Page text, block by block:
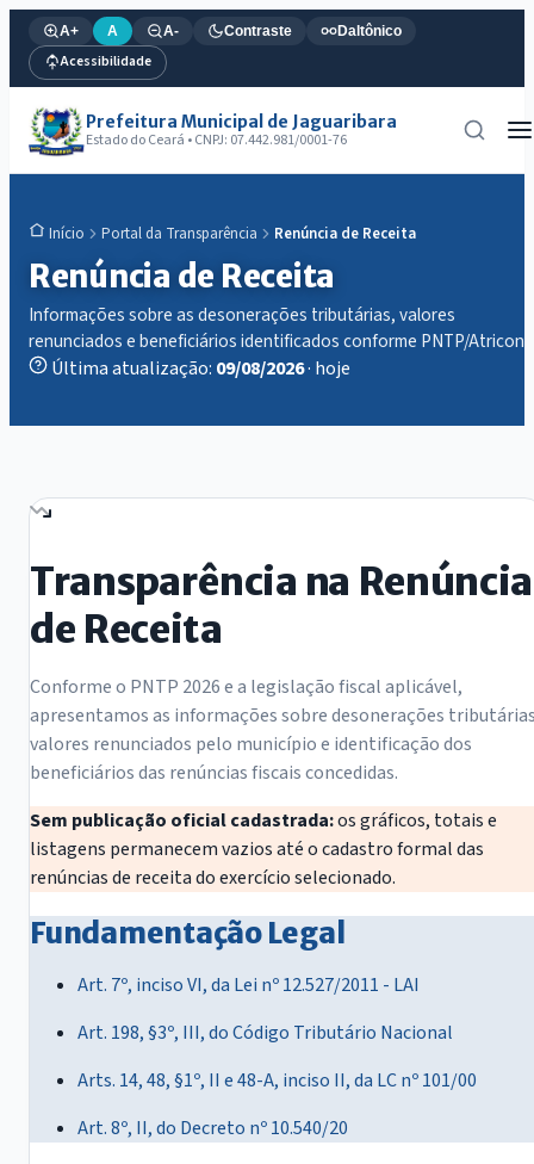
A+ A A- Contraste Daltônico
Acessibilidade
Prefeitura Municipal de Jaguaribara
Estado do Ceará • CNPJ: 07.442.981/0001-76
Início Portal da Transparência Renúncia de Receita
Renúncia de Receita
Informações sobre as desonerações tributárias, valores
renunciados e beneficiários identificados conforme PNTP/Atricon.
Última atualização: 09/08/2026· hoje
Transparência na Renúncia
de Receita
Conforme o PNTP 2026 e a legislação fiscal aplicável,
apresentamos as informações sobre desonerações
valores renunciados pelo município e identificação dos
beneficiários das renúncias fiscais concedidas.
Sem publicação oficial cadastrada:os gráficos, totais e
listagens permanecem vazios até o cadastro formal das
renúncias de receita do exercício selecionado.
Fundamentação Legal
Art. 7º, inciso VI, da Lei nº 12.527/2011 - LAI
Art. 198, §3º, III, do Código Tributário Nacional
Arts. 14, 48, §1º, II e 48-A, inciso II, da LC nº 101/00
Art. 8º, II, do Decreto nº 10.540/20